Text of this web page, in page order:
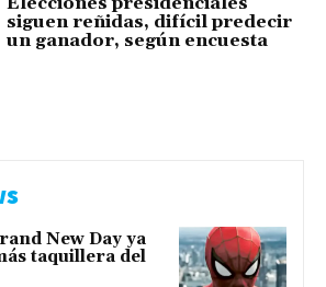
siguen reñidas, difícil predecir
un ganador, según encuesta
New Day ya
taquillera del